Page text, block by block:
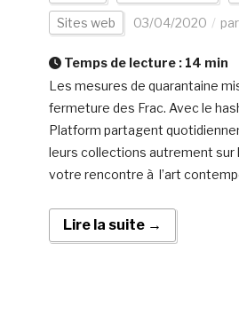
Sites web 03/04/2020 par
Temps de lecture : 14 min
Les mesures de quarantaine
fermeture des Frac. Avec le
Platform partagent
leurs collections autrement sur
votre rencontre à l’art
Lire la suite →